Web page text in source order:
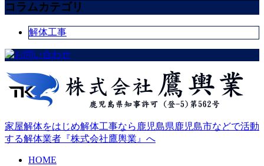
コラムカテゴリ
解体工事
家屋解体をはじめ解体工事なら鹿児島県鹿児島市などで活動
する解体業者『株式会社鷹輿業』へ
HOME